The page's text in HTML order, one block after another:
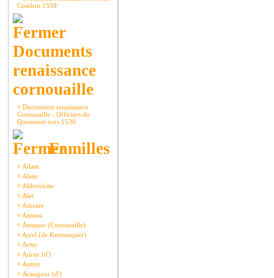
Combrit 1559
Documents
renaissance
cornouaille
¤ Documents renaissance
Cornouaille - Officiers du
Quemenet vers 1530.
Familles
¤ Adam
¤ Alain
¤ Aldroviche
¤ Alet
¤ Amezre
¤ Anseau
¤ Ansquer (Cornouaille)
¤ Arrel (de Kermarquer)
¤ Artur
¤ Auray (d')
¤ Autret
¤ Avaugour (d')